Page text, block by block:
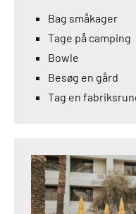
Bag småkager
Tage på camping
Bowle
Besøg en gård
Tag en